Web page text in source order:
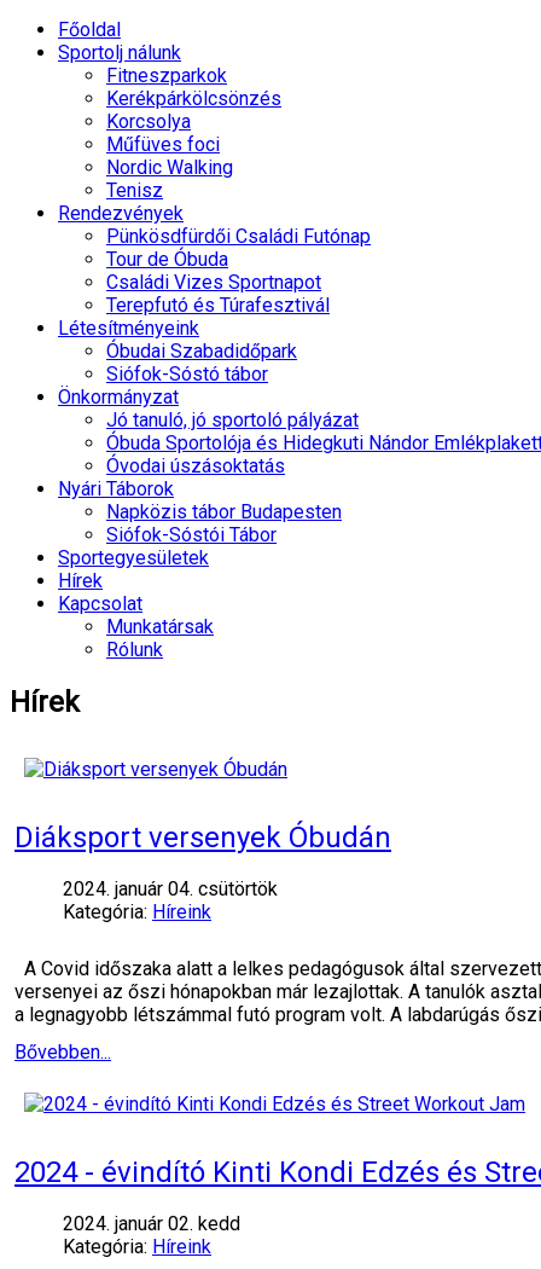
Főoldal
Sportolj nálunk
Fitneszparkok
Kerékpárkölcsönzés
Korcsolya
Műfüves foci
Nordic Walking
Tenisz
Rendezvények
Pünkösdfürdői Családi Futónap
Tour de Óbuda
Családi Vizes Sportnapot
Terepfutó és Túrafesztivál
Létesítményeink
Óbudai Szabadidőpark
Siófok-Sóstó tábor
Önkormányzat
Jó tanuló, jó sportoló pályázat
Óbuda Sportolója és Hidegkuti Nándor
Óvodai úszásoktatás
Nyári Táborok
Napközis tábor Budapesten
Siófok-Sóstói Tábor
Sportegyesületek
Hírek
Kapcsolat
Munkatársak
Rólunk
Hírek
Diáksport versenyek Óbudán
2024. január 04. csütörtök
Kategória: Híreink
A Covid időszaka alatt a lelkes pedagógusok által
versenyei az őszi hónapokban már lezajlottak. A tanulók
a legnagyobb létszámmal futó program volt. A labdarúgás
Bővebben...
2024 - évindító Kinti Kondi Edzés és
2024. január 02. kedd
Kategória: Híreink